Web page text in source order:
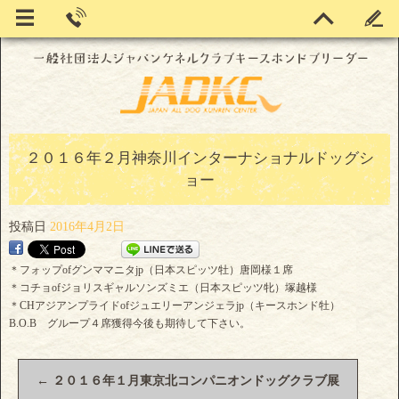
２０１６年２月神奈川インターナショナルドッグシ
ョー
投稿日 2016年4月2日
＊フォップofグンママニタjp（日本スピッツ牡）唐岡様１席
＊コチョofジョリスギャルソンズミエ（日本スピッツ牝）塚越様
＊CHアジアンプライドofジュエリーアンジェラjp（キースホンド牡）
B.O.B グループ４席獲得今後も期待して下さい。
← ２０１６年１月東京北コンパニオンドッグクラブ展